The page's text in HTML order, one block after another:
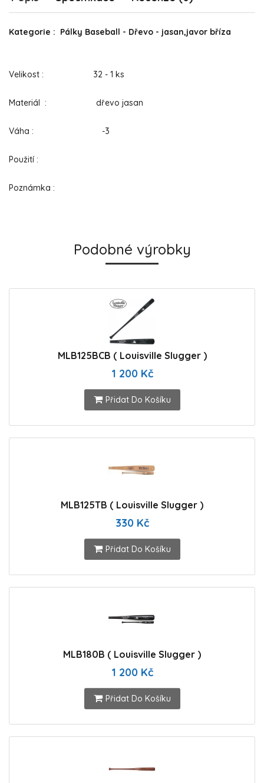
Kategorie : Pálky Baseball - Dřevo - jasan,javor bříza
Velikost : 32 - 1 ks
Materiál : dřevo jasan
Váha : -3
Použití :
Poznámka :
Podobné výrobky
MLB125BCB ( Louisville Slugger )
1 200 Kč
Přidat Do Košíku
MLB125TB ( Louisville Slugger )
330 Kč
Přidat Do Košíku
MLB180B ( Louisville Slugger )
1 200 Kč
Přidat Do Košíku